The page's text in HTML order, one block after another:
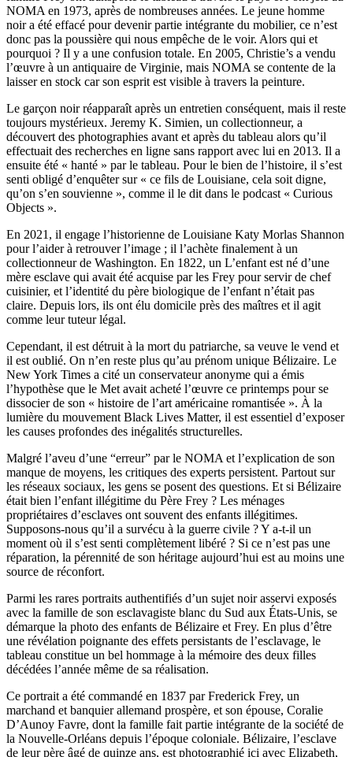
NOMA en 1973, après de nombreuses années. Le jeune homme
noir a été effacé pour devenir partie intégrante du mobilier, ce n’est
donc pas la poussière qui nous empêche de le voir. Alors qui et
pourquoi ? Il y a une confusion totale. En 2005, Christie’s a vendu
l’œuvre à un antiquaire de Virginie, mais NOMA se contente de la
laisser en stock car son esprit est visible à travers la peinture.
Le garçon noir réapparaît après un entretien conséquent, mais il reste
toujours mystérieux. Jeremy K. Simien, un collectionneur, a
découvert des photographies avant et après du tableau alors qu’il
effectuait des recherches en ligne sans rapport avec lui en 2013. Il a
ensuite été « hanté » par le tableau. Pour le bien de l’histoire, il s’est
senti obligé d’enquêter sur « ce fils de Louisiane, cela soit digne,
qu’on s’en souvienne », comme il le dit dans le podcast « Curious
Objects ».
En 2021, il engage l’historienne de Louisiane Katy Morlas Shannon
pour l’aider à retrouver l’image ; il l’achète finalement à un
collectionneur de Washington. En 1822, un L’enfant est né d’une
mère esclave qui avait été acquise par les Frey pour servir de chef
cuisinier, et l’identité du père biologique de l’enfant n’était pas
claire. Depuis lors, ils ont élu domicile près des maîtres et il agit
comme leur tuteur légal.
Cependant, il est détruit à la mort du patriarche, sa veuve le vend et
il est oublié. On n’en reste plus qu’au prénom unique Bélizaire. Le
New York Times a cité un conservateur anonyme qui a émis
l’hypothèse que le Met avait acheté l’œuvre ce printemps pour se
dissocier de son « histoire de l’art américaine romantisée ». À la
lumière du mouvement Black Lives Matter, il est essentiel d’exposer
les causes profondes des inégalités structurelles.
Malgré l’aveu d’une “erreur” par le NOMA et l’explication de son
manque de moyens, les critiques des experts persistent. Partout sur
les réseaux sociaux, les gens se posent des questions. Et si Bélizaire
était bien l’enfant illégitime du Père Frey ? Les ménages
propriétaires d’esclaves ont souvent des enfants illégitimes.
Supposons-nous qu’il a survécu à la guerre civile ? Y a-t-il un
moment où il s’est senti complètement libéré ? Si ce n’est pas une
réparation, la pérennité de son héritage aujourd’hui est au moins une
source de réconfort.
Parmi les rares portraits authentifiés d’un sujet noir asservi exposés
avec la famille de son esclavagiste blanc du Sud aux États-Unis, se
démarque la photo des enfants de Bélizaire et Frey. En plus d’être
une révélation poignante des effets persistants de l’esclavage, le
tableau constitue un bel hommage à la mémoire des deux filles
décédées l’année même de sa réalisation.
Ce portrait a été commandé en 1837 par Frederick Frey, un
marchand et banquier allemand prospère, et son épouse, Coralie
D’Aunoy Favre, dont la famille fait partie intégrante de la société de
la Nouvelle-Orléans depuis l’époque coloniale. Bélizaire, l’esclave
de leur père âgé de quinze ans, est photographié ici avec Elizabeth,